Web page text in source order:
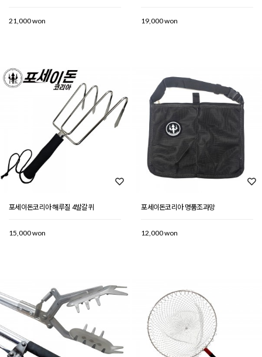
21,000 won 19,000 won
포세이돈코리아 해루질 4발갈퀴
15,000 won
포세이돈코리아 명품조과망
12,000 won